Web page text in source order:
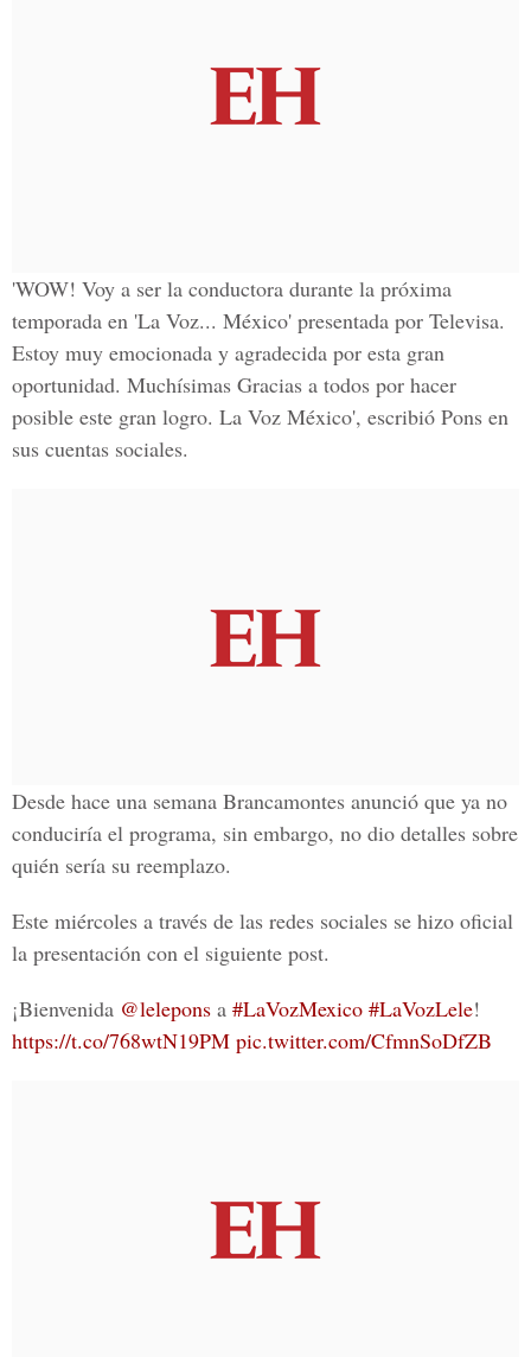
'WOW! Voy a ser la conductora durante la próxima
temporada en 'La Voz... México' presentada por Televisa.
Estoy muy emocionada y agradecida por esta gran
oportunidad. Muchísimas Gracias a todos por hacer
posible este gran logro. La Voz México', escribió Pons en
sus cuentas sociales.
Desde hace una semana Brancamontes anunció que ya no
conduciría el programa, sin embargo, no dio detalles sobre
quién sería su reemplazo.
Este miércoles a través de las redes sociales se hizo oficial
la presentación con el siguiente post.
¡Bienvenida @lelepons a #LaVozMexico #LaVozLele!
https://t.co/768wtN19PM pic.twitter.com/CfmnSoDfZB